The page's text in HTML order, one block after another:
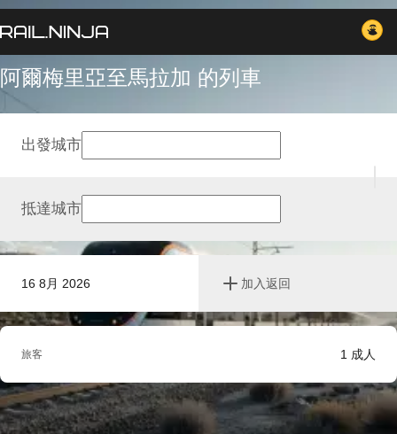
阿爾梅里亞至馬拉加 的列車
16 8月 2026 加入返回
出發城市
抵達城市
旅客 1 成人